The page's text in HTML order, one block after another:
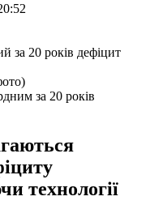
за 20 років
технології